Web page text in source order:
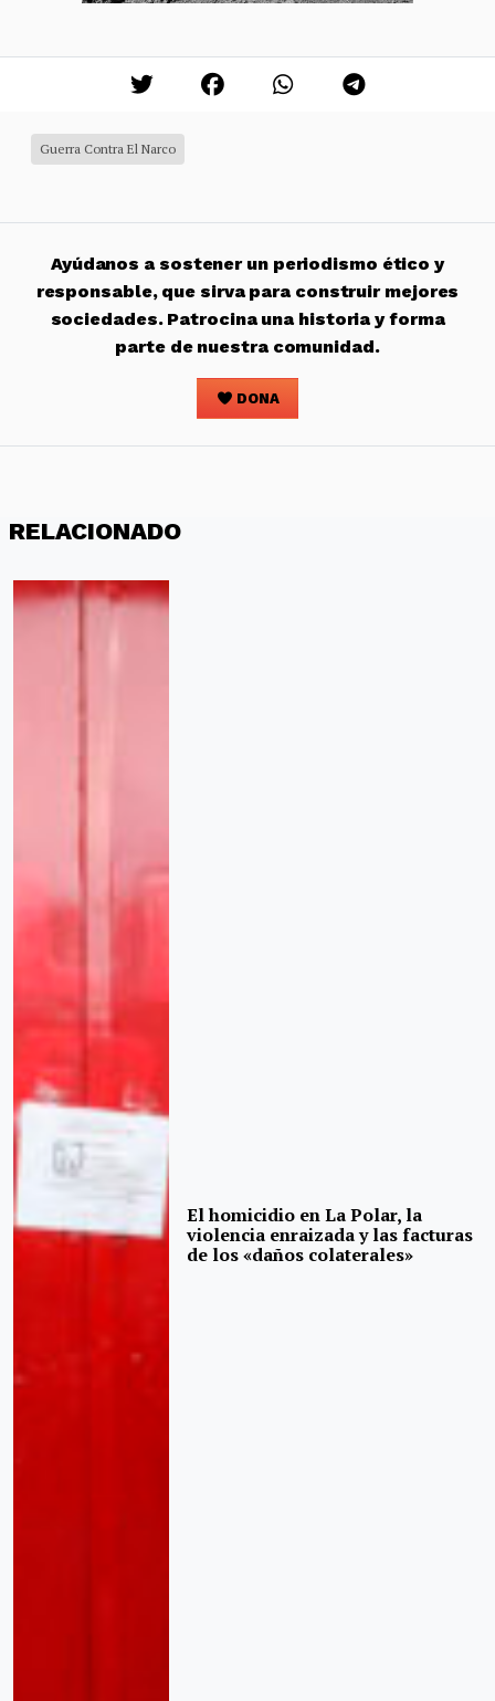
Guerra Contra El Narco
Ayúdanos a sostener un periodismo ético y
responsable, que sirva para construir mejores
sociedades. Patrocina una historia y forma
parte de nuestra comunidad.
DONA
RELACIONADO
El homicidio en La Polar, la
violencia enraizada y las facturas
de los «daños colaterales»